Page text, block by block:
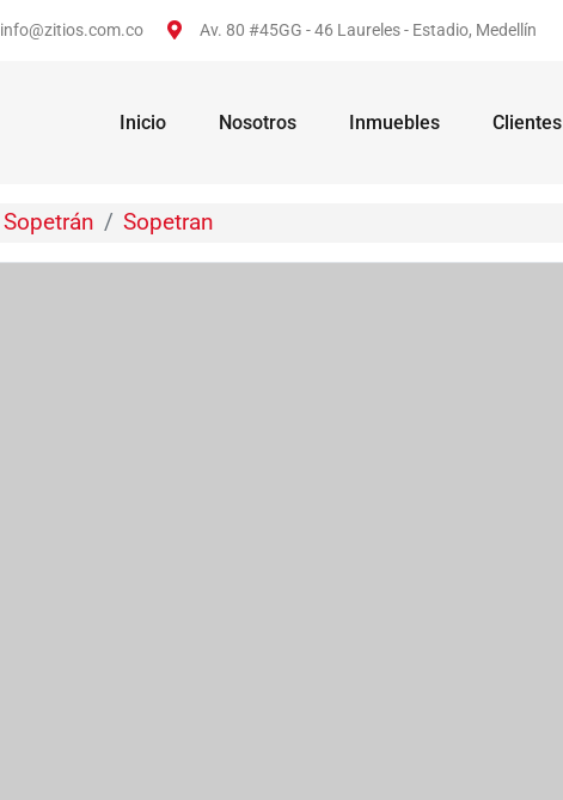
info@zitios.com.co Av. 80 #45GG - 46 Laureles - Estadio, Medellín
Inicio Nosotros Inmuebles Clientes
Sopetrán Sopetran